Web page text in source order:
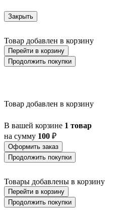
BAILRIGG
BALEZZE
BALIGUIAN
BALLINA
BALMAHA
BALNARIO
BARBOTTO
BARI-M
BARNSTAPLE
BASALGO 1
BASILANO
BASILDON
BATALLAS
BAZELY
BELCREDA
BELESAR
Закрыть
Товар добавлен в корзину
Перейти в корзину
Продолжить покупки
Товар добавлен в корзину
В вашей корзине 1 товар
на сумму 100 ₽
Оформить заказ
Продолжить покупки
Товары добавлены в корзину
Перейти в корзину
Продолжить покупки